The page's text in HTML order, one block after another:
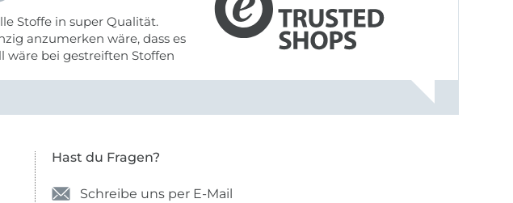
Stoffe in super Qualität.
anzumerken wäre, dass es
wäre bei gestreiften Stoffen
Hast du Fragen?
Schreibe uns per E-Mail